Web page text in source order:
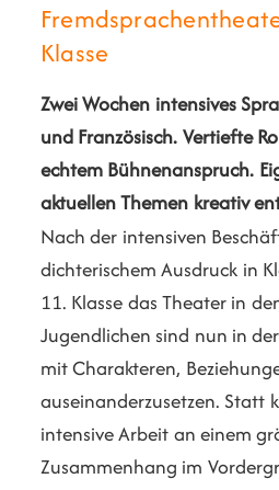
Klasse
Zwei Wochen intensives
und Französisch. Vertiefte
echtem Bühnenanspruch.
aktuellen Themen kreativ
Nach der intensiven
dichterischem Ausdruck in
11. Klasse das Theater in
Jugendlichen sind nun in
mit Charakteren,
auseinanderzusetzen. Statt
intensive Arbeit an einem
Zusammenhang im